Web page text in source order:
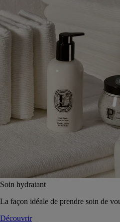
Soin hydratant
La façon idéale de prendre soin de
Découvrir